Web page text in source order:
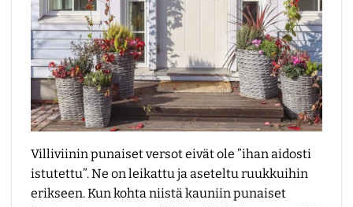
Villiviinin punaiset versot eivät ole ”ihan aidosti
istutettu”. Ne on leikattu ja aseteltu ruukkuihin
erikseen. Kun kohta niistä kauniin punaiset